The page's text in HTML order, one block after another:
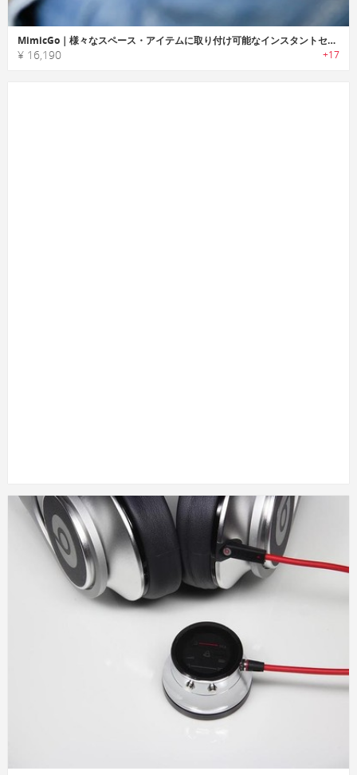
MimicGo｜様々なスペース・アイテムに取り付け可能なインスタントセキュリティシステム「ミミックゴー」
¥ 16,190 +17